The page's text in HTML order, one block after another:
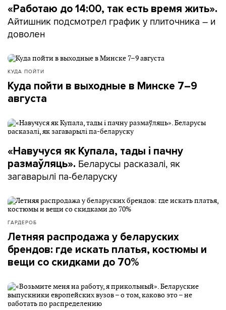
«Работаю до 14:00, так есть время жить».
Айтишник подсмотрел график у плиточника – и
доволен
КУДА ПОЙТИ
Куда пойти в выходные в Минске 7–9
августа
«Навучуся як Купала, тады і пачну
размаўляць». Беларусы расказалі, як
загаварылі па-беларуску
ГАРДЕРОБ
Летняя распродажа у беларуских
брендов: где искать платья, костюмы и
вещи со скидками до 70%